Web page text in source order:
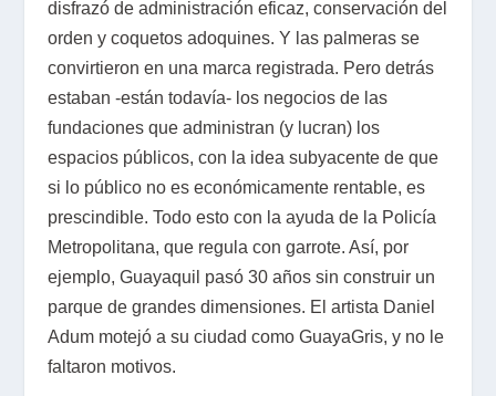
disfrazó de administración eficaz, conservación del
orden y coquetos adoquines. Y las palmeras se
convirtieron en una marca registrada. Pero detrás
estaban -están todavía- los negocios de las
fundaciones que administran (y lucran) los
espacios públicos, con la idea subyacente de que
si lo público no es económicamente rentable, es
prescindible. Todo esto con la ayuda de la Policía
Metropolitana, que regula con garrote. Así, por
ejemplo, Guayaquil pasó 30 años sin construir un
parque de grandes dimensiones. El artista Daniel
Adum motejó a su ciudad como GuayaGris, y no le
faltaron motivos.